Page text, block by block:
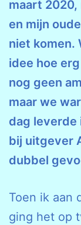
maart
en mijn
niet komen.
idee hoe
nog geen
maar we
dag leverde
bij uitgever
dubbel
Toen ik aan
ging het op